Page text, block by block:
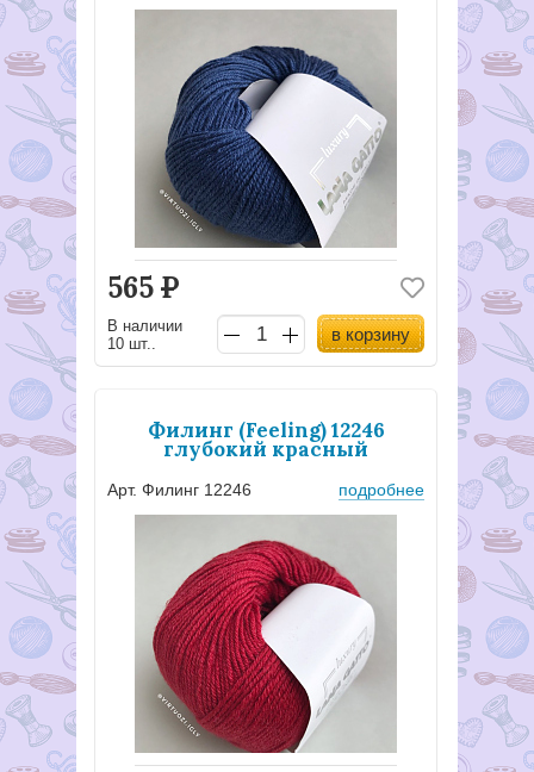
565Р
В наличии
10 шт..
в корзину
Филинг (Feeling) 12246
глубокий красный
Арт. Филинг 12246 подробнее